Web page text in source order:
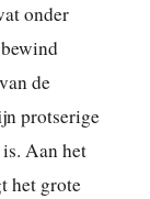
onder
de
protserige
Aan het
het grote